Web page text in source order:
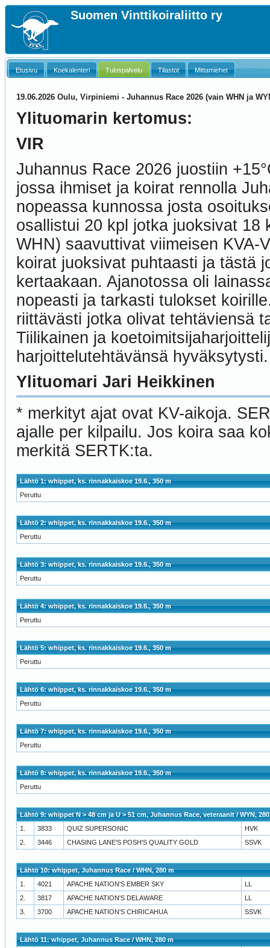
Suomen Vinttikoiraliitto ry
Etusivu Koekalenteri Tulospalvelu Tilastot Mittamiehet
19.06.2026 Oulu, Virpiniemi - Juhannus Race 2026 (vain WHN ja
Ylituomarin kertomus:
VIR
Juhannus Race 2026 juostiin
jossa ihmiset ja koirat rennolla
nopeassa kunnossa josta
osallistui 20 kpl jotka juoksivat 18
WHN) saavuttivat viimeisen KVA-
koirat juoksivat puhtaasti ja tästä
kertaakaan. Ajanotossa oli
nopeasti ja tarkasti tulokset
riittävästi jotka olivat tehtäviensä
Tiilikainen ja
harjoittelutehtävänsä
Ylituomari Jari Heikkinen
* merkityt ajat ovat KV-aikoja.
ajalle per kilpailu. Jos koira saa
merkitä SERTK:ta.
Lähtö 1: whippet, ks. rinnakkaiskoe 19.6., 350 m
Peruttu
Lähtö 2: whippet, ks. rinnakkaiskoe 19.6., 350 m
Peruttu
Lähtö 3: whippet, ks. rinnakkaiskoe 19.6., 350 m
Peruttu
Lähtö 4: whippet, ks. rinnakkaiskoe 19.6., 350 m
Peruttu
Lähtö 5: whippet, ks. rinnakkaiskoe 19.6., 350 m
Peruttu
Lähtö 6: whippet, ks. rinnakkaiskoe 19.6., 350 m
Peruttu
Lähtö 7: whippet, ks. rinnakkaiskoe 19.6., 350 m
Peruttu
Lähtö 8: whippet, ks. rinnakkaiskoe 19.6., 350 m
Peruttu
Lähtö 9: whippet N > 48 cm ja U > 51 cm, Juhannus Race, veteraanit / WYN,
1.
3833 QUIZ SUPERSONIC
HVK
2.
3446 CHASING LANE'S POSH'S QUALITY GOLD SSVK
Lähtö 10: whippet, Juhannus Race / WHN, 280 m
1.
4021 APACHE NATION'S EMBER SKY
LL
2.
3817 APACHE NATION'S DELAWARE
LL
3.
3700 APACHE NATION'S CHIRICAHUA SSVK
Lähtö 11: whippet, Juhannus Race / WHN, 280 m